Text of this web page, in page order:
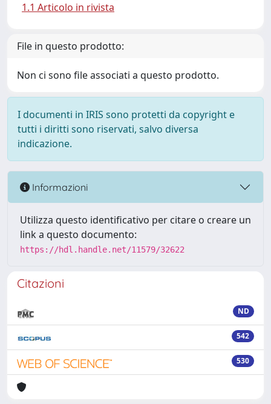
1.1 Articolo in rivista
File in questo prodotto:
Non ci sono file associati a questo prodotto.
I documenti in IRIS sono protetti da copyright e
tutti i diritti sono riservati, salvo diversa
indicazione.
Informazioni
Utilizza questo identificativo per citare o creare un
link a questo documento:
https://hdl.handle.net/11579/32622
Citazioni
ND
542
530